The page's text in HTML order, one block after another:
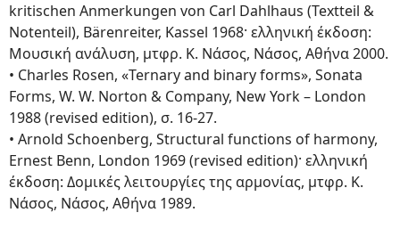
kritischen Anmerkungen von Carl Dahlhaus (Textteil &
Notenteil), Bärenreiter, Kassel 1968· ελληνική έκδοση:
Μουσική ανάλυση, μτφρ. Κ. Νάσος, Νάσος, Αθήνα 2000.
• Charles Rosen, «Ternary and binary forms», Sonata
Forms, W. W. Norton & Company, New York – London
1988 (revised edition), σ. 16-27.
• Arnold Schoenberg, Structural functions of harmony,
Ernest Benn, London 1969 (revised edition)· ελληνική
έκδοση: Δομικές λειτουργίες της αρμονίας, μτφρ. Κ.
Νάσος, Νάσος, Αθήνα 1989.